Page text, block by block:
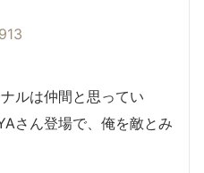
ルは仲間と思ってい
さん登場で、俺を敵とみ